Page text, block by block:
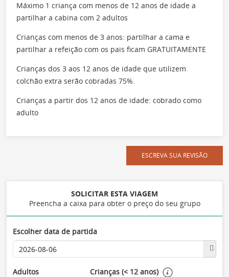
Máximo 1 criança com menos de 12 anos de idade a
partilhar a cabina com 2 adultos
Crianças com menos de 3 anos: partilhar a cama e
partilhar a refeição com os pais ficam GRATUITAMENTE
Crianças dos 3 aos 12 anos de idade que utilizem
colchão extra serão cobradas 75%.
Crianças a partir dos 12 anos de idade: cobrado como
adulto
ESCREVA SUA REVISÃO
SOLICITAR ESTA VIAGEM
Preencha a caixa para obter o preço do seu grupo
Escolher data de partida
Adultos Crianças (< 12 anos)